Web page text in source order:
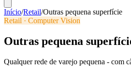
Início/Retail/Outras pequena superfície
Retail · Computer Vision
Outras pequena
Qualquer rede de varejo pequena - com